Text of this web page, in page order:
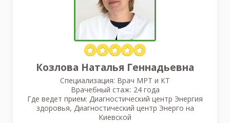
Козлова Наталья Геннадьевна
Специализация: Врач МРТ и КТ
Врачебный стаж: 24 года
Где ведет прием: Диагностический центр Энергия
здоровья, Диагностический центр Энерго на
Киевской